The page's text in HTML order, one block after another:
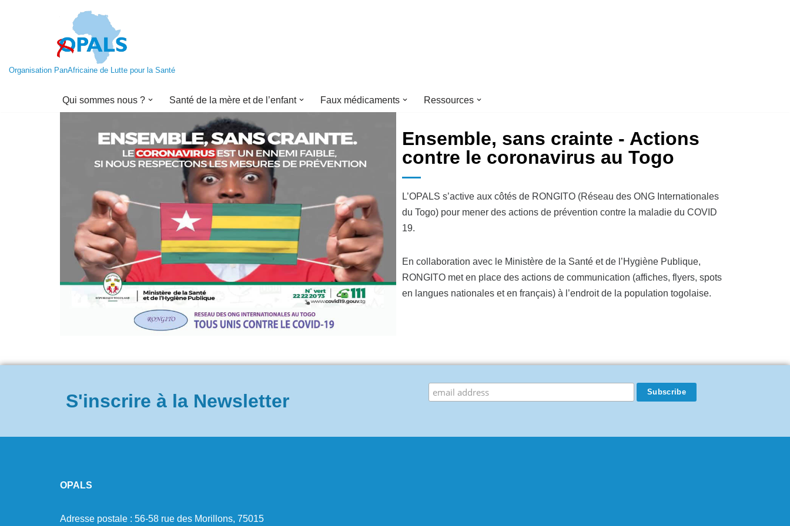
Organisation PanAfricaine de Lutte pour la Santé
Qui sommes nous ? Santé de la mère et de l’enfant Faux médicaments Ressources
Ensemble, sans crainte - Actions
contre le coronavirus au Togo
L’OPALS s’active aux côtés de RONGITO (Réseau des ONG Internationales
du Togo) pour mener des actions de prévention contre la maladie du COVID
19.
En collaboration avec le Ministère de la Santé et de l’Hygiène Publique,
RONGITO met en place des actions de communication (affiches, flyers, spots
en langues nationales et en français) à l’endroit de la population togolaise.
S'inscrire à la Newsletter
OPALS
Adresse postale : 56-58 rue des Morillons, 75015